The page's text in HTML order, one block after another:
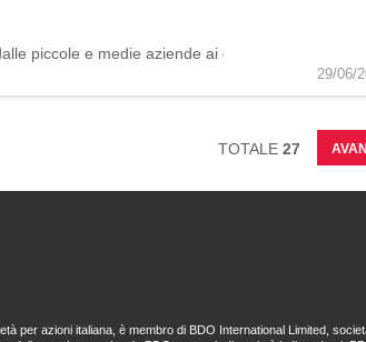
piccole e medie aziende ai grandi gruppi
29/06/
TOTALE 27
per azioni italiana, è membro di BDO International Limited,